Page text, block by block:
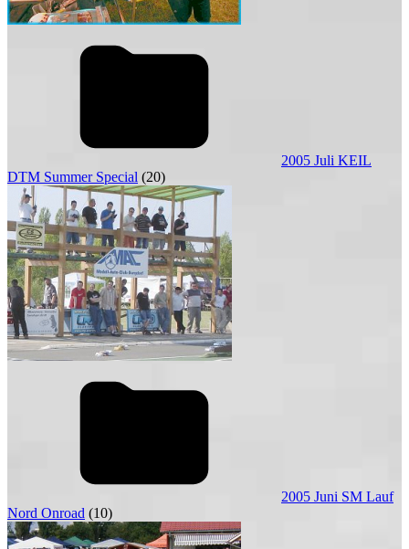
2005 Juli KEIL
DTM Summer Special (20)
2005 Juni SM Lauf
Nord Onroad (10)